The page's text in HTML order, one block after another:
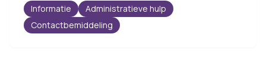
Informatie
Administratieve hulp
Contactbemiddeling